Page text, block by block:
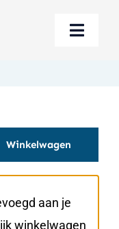
Toggle
Winkelwagen
aan je
winkelwagen